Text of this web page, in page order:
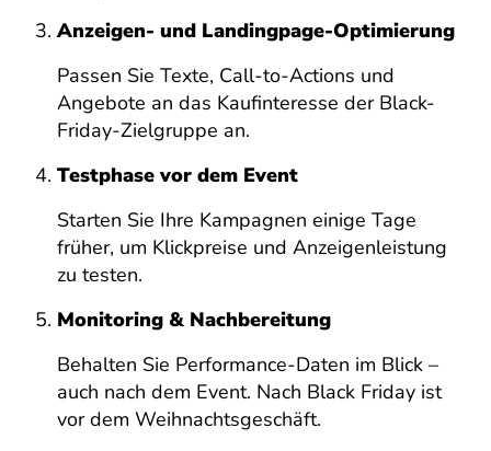
Anzeigen- und Landingpage-Optimierung
Passen Sie Texte, Call-to-Actions und
Angebote an das Kaufinteresse der Black-
Friday-Zielgruppe an.
Testphase vor dem Event
Starten Sie Ihre Kampagnen einige Tage
früher, um Klickpreise und Anzeigenleistung
zu testen.
Monitoring & Nachbereitung
Behalten Sie Performance-Daten im Blick –
auch nach dem Event. Nach Black Friday ist
vor dem Weihnachtsgeschäft.